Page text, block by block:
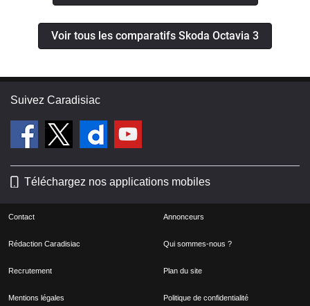
Voir tous les comparatifs Skoda Octavia 3
Suivez Caradisiac
Téléchargez nos applications mobiles
Contact Annonceurs
Rédaction Caradisiac Qui sommes-nous ?
Recrutement Plan du site
Mentions légales Politique de confidentialité